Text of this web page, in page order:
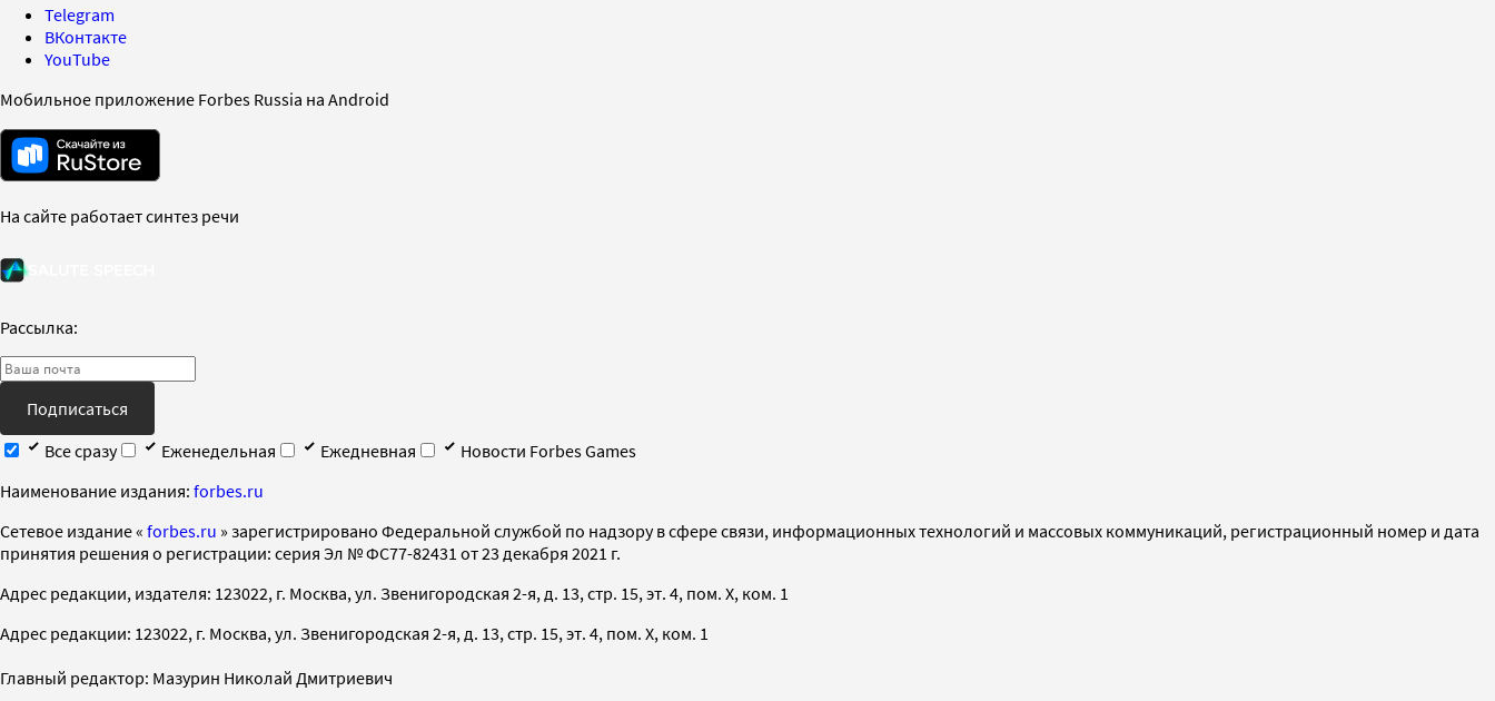
Telegram
ВКонтакте
YouTube
Мобильное приложение Forbes Russia на Android
На сайте работает синтез речи
Рассылка:
Подписаться
Все сразу
Еженедельная Ежедневная
Новости Forbes Games
Наименование издания: forbes.ru
Cетевое издание « forbes.ru » зарегистрировано Федеральной службой по надзору в сфере связи, информационных технологий и массовых коммуникаций, регистрационный номер и дата
принятия решения о регистрации: серия Эл № ФС77-82431 от 23 декабря 2021 г.
Адрес редакции, издателя: 123022, г. Москва, ул. Звенигородская 2-я, д. 13, стр. 15, эт. 4, пом. X, ком. 1
Адрес редакции: 123022, г. Москва, ул. Звенигородская 2-я, д. 13, стр. 15, эт. 4, пом. X, ком. 1
Главный редактор: Мазурин Николай Дмитриевич